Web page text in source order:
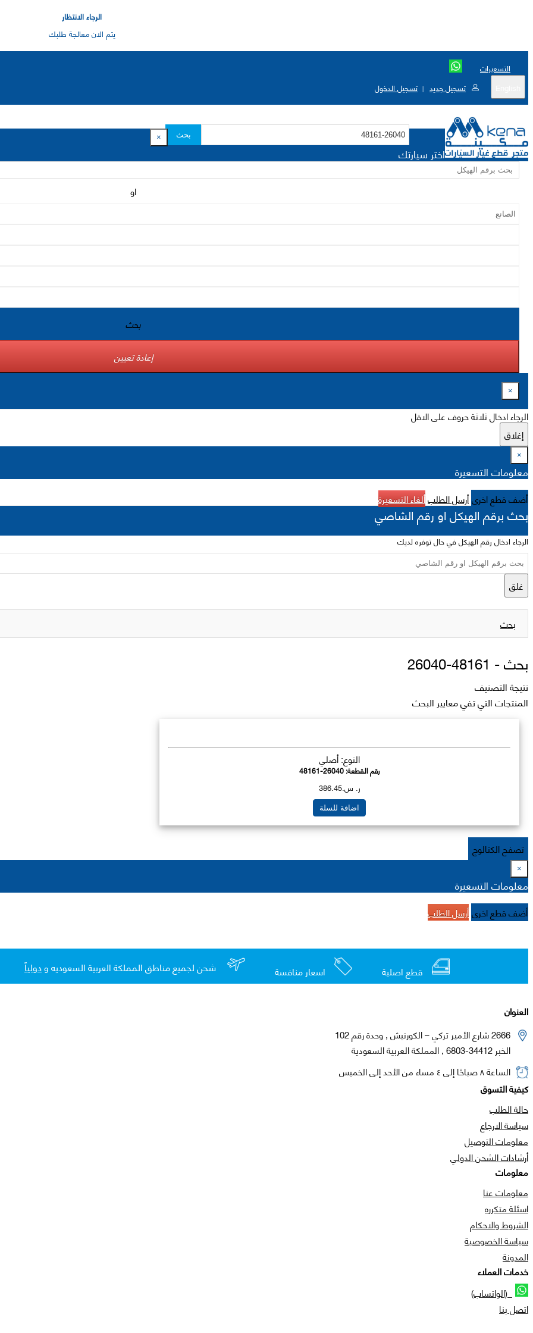
الرجاء الانتظار
يتم الان معالجة طلبك
التسعيرات
تسجيل جديد | تسجيل الدخول
بحث ×
اختر سيارتك
او
بحث
إعادة تعيين
×
الرجاء ادخال ثلاثة حروف على الاقل
إغلاق
×
معلومات التسعيرة
أضف قطع اخرىأرسل الطلبألغاء التسعيرة
بحث برقم الهيكل او رقم الشاصي
الرجاء ادخال رقم الهيكل في حال توفره لديك
غلق
بحث
بحث - 48161-26040
نتيجة التصنيف
المنتجات التي تفي معايير البحث
النوع: أصلي
رقم القطعة:48161-26040
ر. س.386.45
اضافة للسلة
تصفح الكتالوج
×
معلومات التسعيرة
أضف قطع اخرىأرسل الطلب
قطع اصلية اسعار منافسة شحن لجميع مناطق المملكة العربية السعوديه ودولياً
العنوان
2666 شارع الأمير تركي – الكورنيش , وحدة رقم 102
الخبر 34412-6803 , المملكة العربية السعودية
الساعة ٨ صباحًا إلى ٤ مساء من الأحد إلى الخميس
كيفية التسوق
حالة الطلب
سياسة الارجاع
معلومات التوصيل
أرشادات الشحن الدولي
معلومات
معلومات عنا
اسئلة متكرره
الشروط والاحكام
سياسة الخصوصية
المدونة
خدمات العملاء
(الواتساب)
اتصل بنا